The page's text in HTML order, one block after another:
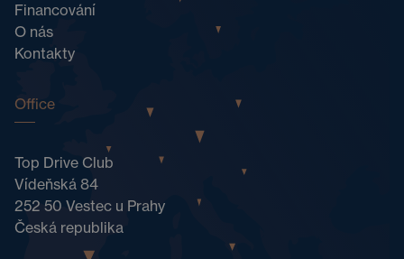
Financování
O nás
Kontakty
Office
Top Drive Club
Vídeňská 84
252 50 Vestec u Prahy
Česká republika